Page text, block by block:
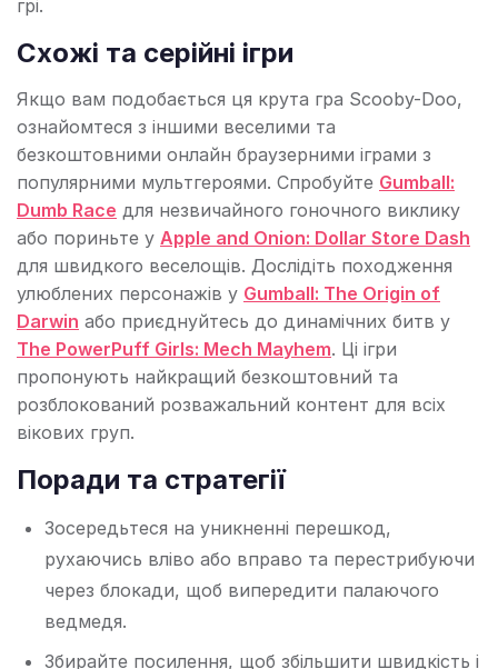
грі.
Схожі та серійні ігри
Якщо вам подобається ця крута гра Scooby-Doo,
ознайомтеся з іншими веселими та
безкоштовними онлайн браузерними іграми з
популярними мультгероями. Спробуйте Gumball:
Dumb Race для незвичайного гоночного виклику
або пориньте у Apple and Onion: Dollar Store Dash
для швидкого веселощів. Дослідіть походження
улюблених персонажів у Gumball: The Origin of
Darwin або приєднуйтесь до динамічних битв у
The PowerPuff Girls: Mech Mayhem. Ці ігри
пропонують найкращий безкоштовний та
розблокований розважальний контент для всіх
вікових груп.
Поради та стратегії
Зосередьтеся на уникненні перешкод,
рухаючись вліво або вправо та перестрибуючи
через блокади, щоб випередити палаючого
ведмедя.
Збирайте посилення, щоб збільшити швидкість і